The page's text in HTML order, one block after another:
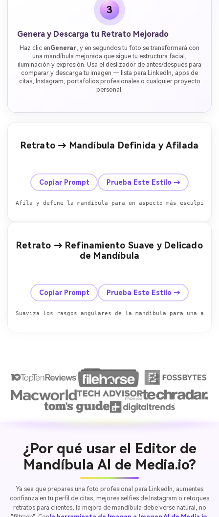
3
Genera y Descarga tu Retrato Mejorado
Haz clic enGenerar , y en segundos tu foto se transformará con
una mandíbula mejorada que sigue tu estructura facial,
iluminación y expresión. Usa el deslizador de antes/después para
comparar y descarga tu imagen — lista para LinkedIn, apps de
citas, Instagram, portafolios profesionales o cualquier proyecto
personal.
Retrato → Mandíbula Definida y Afilada
Antes Después
Copiar Prompt Prueba Este Estilo →
Afila y define la mandíbula para un aspecto más
Retrato → Refinamiento Suave y Delicado
de Mandíbula
Antes Después
Copiar Prompt Prueba Este Estilo →
Suaviza los rasgos angulares de la mandíbula para una
¿Por qué usar el Editor de
Mandíbula AI de Media.io?
Ya sea que prepares una foto profesional para LinkedIn, aumentes
confianza en tu perfil de citas, mejores selfies de Instagram o retoques
retratos para clientes, la mejora de mandíbula debe verse natural, no